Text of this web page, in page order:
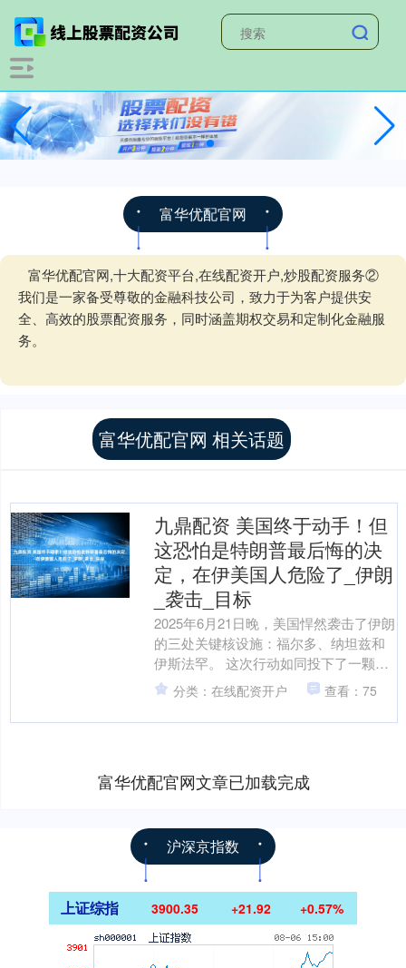
富华优配官网
富华优配官网,十大配资平台,在线配资开户,炒股配资服务②
我们是一家备受尊敬的金融科技公司，致力于为客户提供安
全、高效的股票配资服务，同时涵盖期权交易和定制化金融服
务。
富华优配官网 相关话题
九鼎配资 美国终于动手！但
这恐怕是特朗普最后悔的决
定，在伊美国人危险了_伊朗
_袭击_目标
2025年6月21日晚，美国悍然袭击了伊朗
的三处关键核设施：福尔多、纳坦兹和
伊斯法罕。 这次行动如同投下了一颗炸
弹，不仅炸毁了伊朗的核设施，更炸裂
了美国与伊朗之....
分类：在线配资开户 查看：75
富华优配官网文章已加载完成
沪深京指数
上证综指 3900.35 +21.92 +0.57%